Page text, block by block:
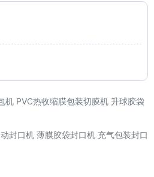
机 PVC热收缩膜包装切膜机 升球胶袋
封口机 薄膜胶袋封口机 充气包装封口